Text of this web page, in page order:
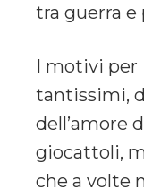
tra guerra e
I motivi per
tantissimi,
dell’amore
giocattoli,
che a volte